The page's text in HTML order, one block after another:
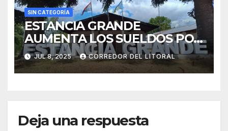
SIN CATEGORÍA
ESTANCIA GRANDE
AUMENTA LOS SUELDOS POR
ENCIMA DE LA INFLACIÓN Y
OTORGA BONO
EXTRAORDINARIO
JUL 8, 2025 CORREDOR DEL LITORAL
Deja una respuesta